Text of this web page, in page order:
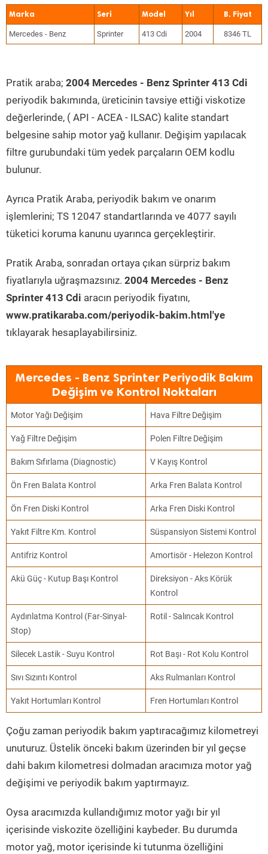
Marka Seri Model Yıl
Mercedes - Benz Sprinter 413 Cdi 2004 8346 TL
Pratik araba; 2004 Mercedes - Benz Sprinter 413 Cdi
periyodik bakımında, üreticinin tavsiye ettiği viskotize
değerlerinde, ( API - ACEA - ILSAC) kalite standart
belgesine sahip motor yağ kullanır. Değişim yapılacak
filtre gurubundaki tüm yedek parçaların OEM kodlu
bulunur.
Ayrıca Pratik Araba, periyodik bakım ve onarım
işlemlerini; TS 12047 standartlarında ve 4077 sayılı
tüketici koruma kanunu uyarınca gerçekleştirir.
Pratik Araba, sonradan ortaya çıkan sürpriz bakım
fiyatlarıyla uğraşmazsınız. 2004 Mercedes - Benz
Sprinter 413 Cdi aracın periyodik fiyatını,
www.pratikaraba.com/periyodik-bakim.html'ye
tıklayarak hesaplayabilirsiniz.
Mercedes - Benz Sprinter Periyodik Bakım
Değişim ve Kontrol Noktaları
Motor Yağı Değişim Hava Filtre Değişim
Yağ Filtre Değişim Polen Filtre Değişim
Bakım Sıfırlama (Diagnostic) V Kayış Kontrol
Ön Fren Balata Kontrol Arka Fren Balata Kontrol
Ön Fren Diski Kontrol Arka Fren Diski Kontrol
Yakıt Filtre Km. Kontrol Süspansiyon Sistemi Kontrol
Antifriz Kontrol Amortisör - Helezon Kontrol
Akü Güç - Kutup Başı Kontrol
Direksiyon - Aks Körük
Kontrol
Aydınlatma Kontrol (Far-Sinyal-
Stop)
Rotil - Salıncak Kontrol
Silecek Lastik - Suyu Kontrol Rot Başı - Rot Kolu Kontrol
Sıvı Sızıntı Kontrol Aks Rulmanları Kontrol
Yakıt Hortumları Kontrol Fren Hortumları Kontrol
Çoğu zaman periyodik bakım yaptıracağımız kilometreyi
unuturuz. Üstelik önceki bakım üzerinden bir yıl geçse
dahi bakım kilometresi dolmadan aracımıza motor yağ
değişimi ve periyodik bakım yaptırmayız.
Oysa aracımızda kullandığımız motor yağı bir yıl
içerisinde viskozite özelliğini kaybeder. Bu durumda
motor yağ, motor içerisinde ki tutunma özelliğini